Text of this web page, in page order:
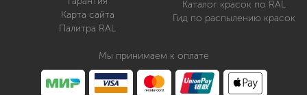
Карта сайта
Палитра RAL
Каталог красок по RAL
Гид по распылению красок
Мы принимаем к оплате